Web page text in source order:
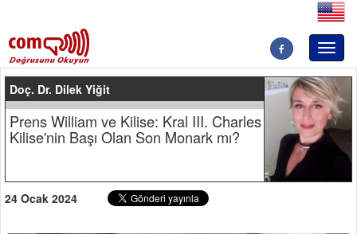
Doç. Dr. Dilek Yiğit
Prens William ve Kilise: Kral III. Charles
Kilise'nin Başı Olan Son Monark mı?
24 Ocak 2024